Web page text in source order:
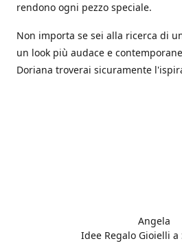
rendono ogni pezzo speciale.
Non importa se sei alla ricerca di
un look più audace e
Doriana troverai sicuramente
Angela
Idee Regalo Gioielli a